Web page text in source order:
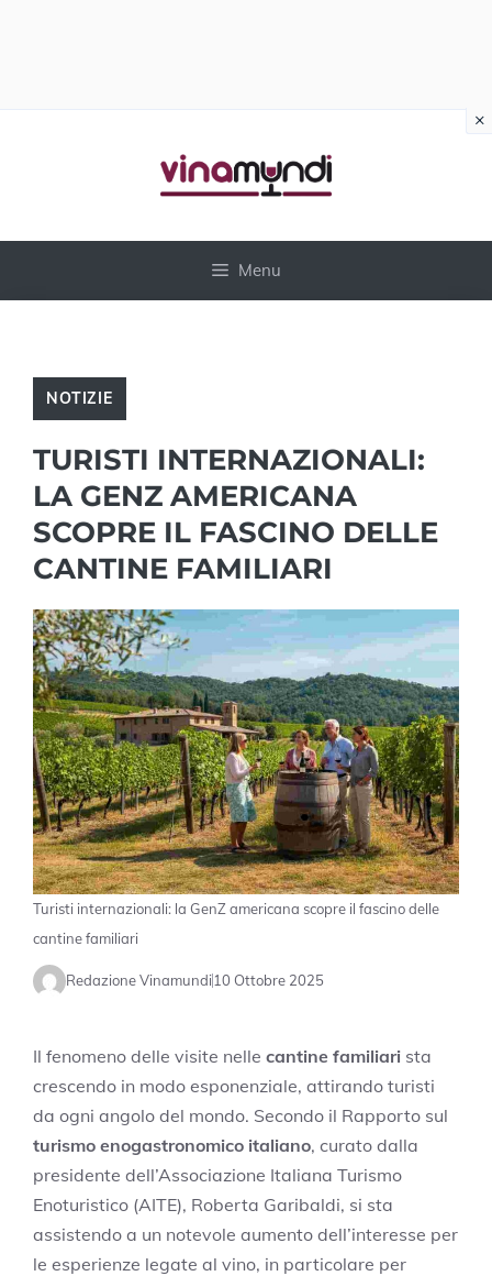
Menu
NOTIZIE
TURISTI INTERNAZIONALI:
LA GENZ AMERICANA
SCOPRE IL FASCINO DELLE
CANTINE FAMILIARI
Turisti internazionali: la GenZ americana scopre il fascino delle
cantine familiari
Redazione Vinamundi10 Ottobre 2025
Il fenomeno delle visite nelle cantine familiari sta
crescendo in modo esponenziale, attirando turisti
da ogni angolo del mondo. Secondo il Rapporto sul
turismo enogastronomico italiano, curato dalla
presidente dell’Associazione Italiana Turismo
Enoturistico (AITE), Roberta Garibaldi, si sta
assistendo a un notevole aumento dell’interesse per
le esperienze legate al vino, in particolare per
×